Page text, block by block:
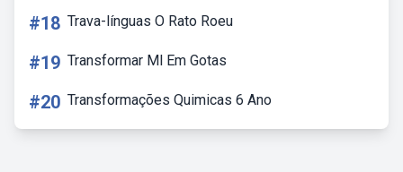
#18 Trava-línguas O Rato Roeu
#19 Transformar Ml Em Gotas
#20 Transformações Quimicas 6 Ano